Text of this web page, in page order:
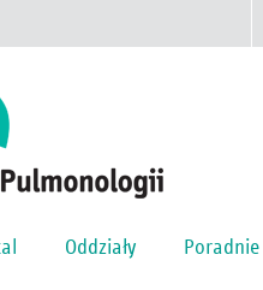
Oddziały Poradnie